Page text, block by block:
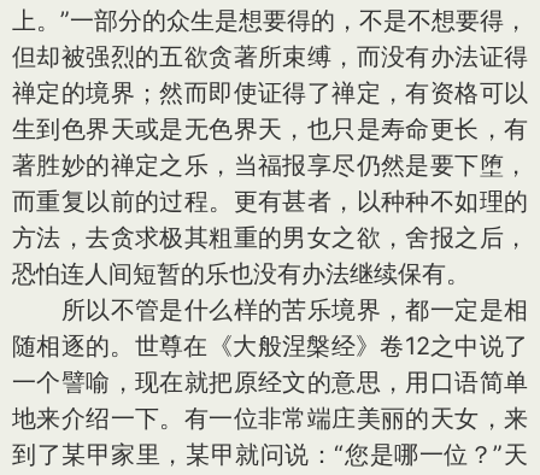
上。”一部分的众生是想要得的，不是不想要得，
但却被强烈的五欲贪著所束缚，而没有办法证得
禅定的境界；然而即使证得了禅定，有资格可以
生到色界天或是无色界天，也只是寿命更长，有
著胜妙的禅定之乐，当福报享尽仍然是要下堕，
而重复以前的过程。更有甚者，以种种不如理的
方法，去贪求极其粗重的男女之欲，舍报之后，
恐怕连人间短暂的乐也没有办法继续保有。
所以不管是什么样的苦乐境界，都一定是相
随相逐的。世尊在《大般涅槃经》卷12之中说了
一个譬喻，现在就把原经文的意思，用口语简单
地来介绍一下。有一位非常端庄美丽的天女，来
到了某甲家里，某甲就问说：“您是哪一位？”天